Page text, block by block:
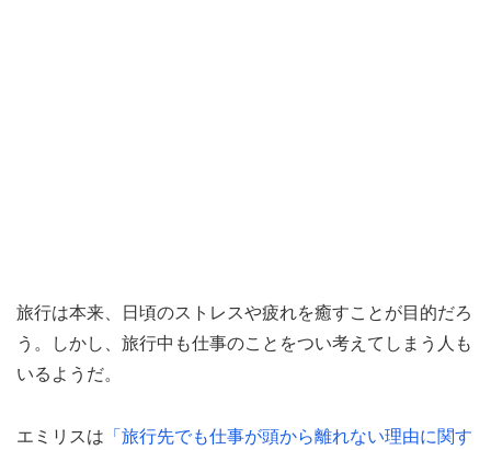
旅行は本来、日頃のストレスや疲れを癒すことが目的だろ
う。しかし、旅行中も仕事のことをつい考えてしまう人も
いるようだ。
エミリスは 「旅行先でも仕事が頭から離れない理由に関す